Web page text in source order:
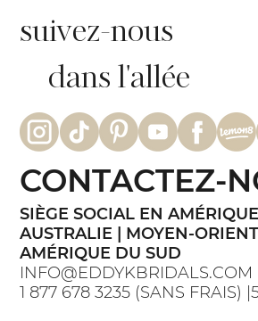
suivez-nous
dans l'allée
SIÈGE SOCIAL EN
AUSTRALIE | MOYEN-ORIENT
AMÉRIQUE DU SUD
INFO@EDDYKBRIDALS.COM
1 877 678 3235 (SANS FRAIS)
CONTACTEZ-